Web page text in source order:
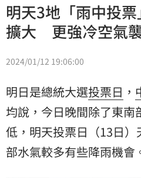
明天3地「雨中投
擴大 更強冷空氣
2024/01/12 19:06:00
明日是總統大選投票日 ，
均說，今日晚間除了東南
低，明天投票日（13日
部水氣較多有些降雨機會